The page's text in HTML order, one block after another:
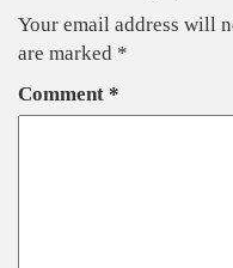
Your email address will
are marked *
Comment *